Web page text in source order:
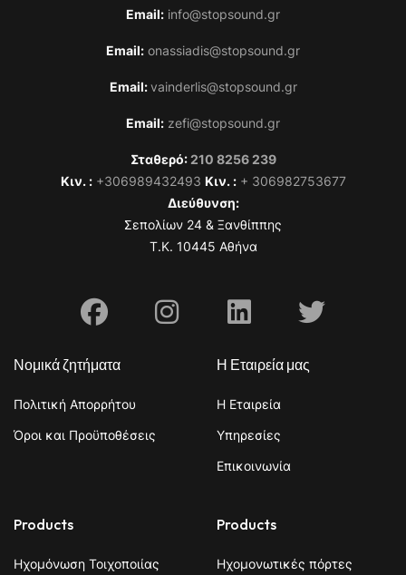
Email: info@stopsound.gr
Email: onassiadis@stopsound.gr
Email:vainderlis@stopsound.gr
Email: zefi@stopsound.gr
Σταθερό:210 8256 239
Κιν. : +306989432493 Κιν. : + 306982753677
Διεύθυνση:
Σεπολίων 24 & Ξανθίππης
T.K. 10445 Αθήνα
FacebookInstagram
Linkedin
X
Νομικά ζητήματα
Πολιτική Απορρήτου
Όροι και Προϋποθέσεις
Η Εταιρεία μας
Η Εταιρεία
Υπηρεσίες
Επικοινωνία
Products
Ηχομόνωση Τοιχοποιίας
Products
Ηχομονωτικές πόρτες